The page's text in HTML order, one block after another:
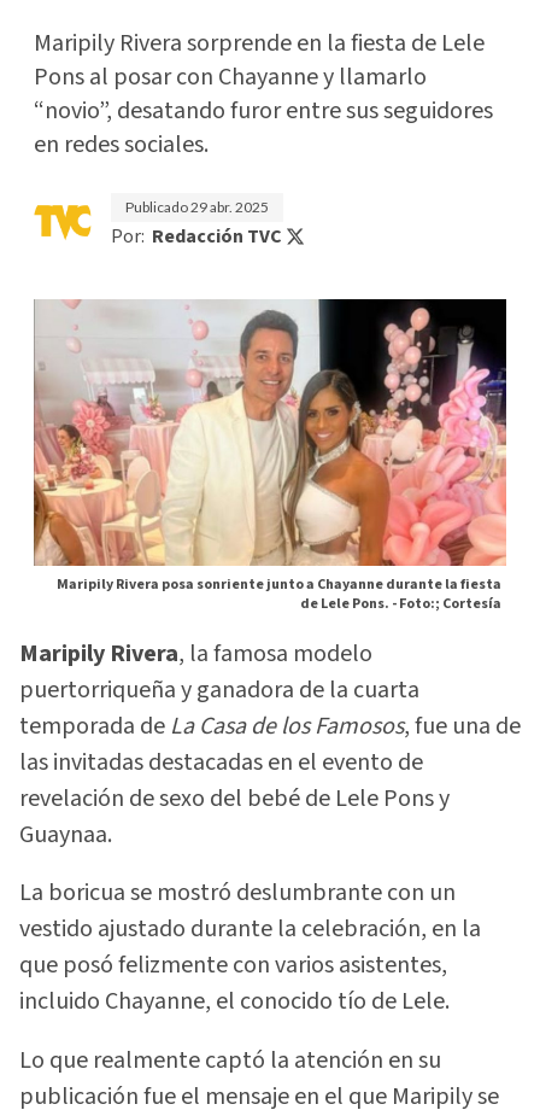
Maripily Rivera sorprende en la fiesta de Lele
Pons al posar con Chayanne y llamarlo
“novio”, desatando furor entre sus seguidores
en redes sociales.
Publicado29 abr. 2025
Por: Redacción TVC
Maripily Rivera posa sonriente junto a Chayanne durante la fiesta
de Lele Pons. -Foto:; Cortesía
Maripily Rivera, la famosa modelo
puertorriqueña y ganadora de la cuarta
temporada de La Casa de los Famosos, fue una de
las invitadas destacadas en el evento de
revelación de sexo del bebé de Lele Pons y
Guaynaa.
La boricua se mostró deslumbrante con un
vestido ajustado durante la celebración, en la
que posó felizmente con varios asistentes,
incluido Chayanne, el conocido tío de Lele.
Lo que realmente captó la atención en su
publicación fue el mensaje en el que Maripily se